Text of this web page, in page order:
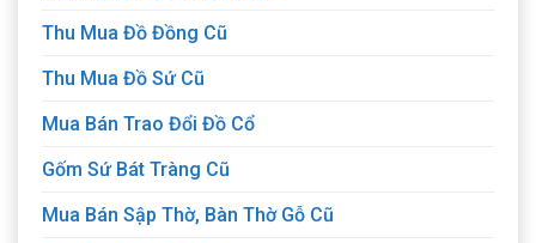
Thu Mua Đồ Đồng Cũ
Thu Mua Đồ Sứ Cũ
Mua Bán Trao Đổi Đồ Cổ
Gốm Sứ Bát Tràng Cũ
Mua Bán Sập Thờ, Bàn Thờ Gỗ Cũ